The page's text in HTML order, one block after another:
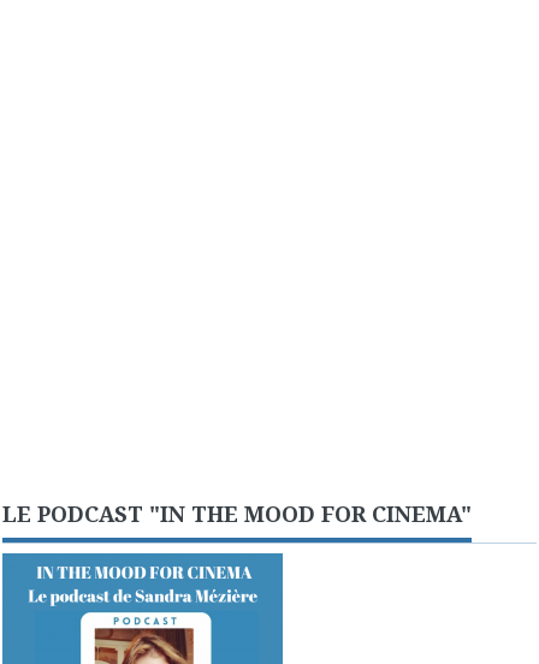
LE PODCAST "IN THE MOOD FOR CINEMA"